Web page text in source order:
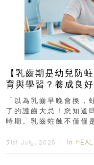
【乳齒期是幼兒防
育與學習？養成良好口腔習
瑯質 兒童牙膏防護
「以為乳齒早晚會換，
了的護齒大忌！您知道
時期。乳齒蛀蝕不僅僅
31st July, 2026 ｜ In